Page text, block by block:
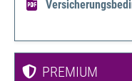
PREMIUM